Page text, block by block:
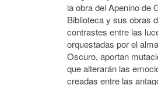
la obra del Apenino de
Biblioteca y sus obras
contrastes entre las
orquestadas por el
Oscuro, aportan
que alterarán las
creadas entre las